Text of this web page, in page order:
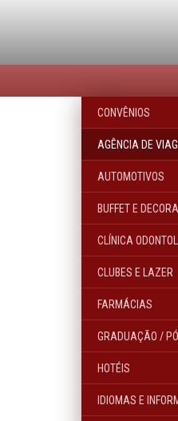
CONVÊNIOS
AGÊNCIA DE
AUTOMOTIVOS
BUFFET E
CLÍNICA
CLUBES E LAZER
FARMÁCIAS
GRADUAÇÃO /
HOTÉIS
IDIOMAS E